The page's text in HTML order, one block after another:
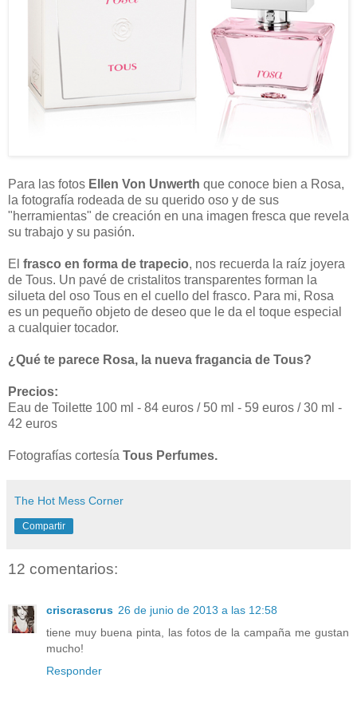
Para las fotos Ellen Von Unwerth que conoce bien a Rosa,
la fotografía rodeada de su querido oso y de sus
"herramientas" de creación en una imagen fresca que revela
su trabajo y su pasión.
El frasco en forma de trapecio, nos recuerda la raíz joyera
de Tous. Un pavé de cristalitos transparentes forman la
silueta del oso Tous en el cuello del frasco. Para mi, Rosa
es un pequeño objeto de deseo que le da el toque especial
a cualquier tocador.
¿Qué te parece Rosa, la nueva fragancia de Tous?
Precios:
Eau de Toilette 100 ml - 84 euros / 50 ml - 59 euros / 30 ml -
42 euros
Fotografías cortesía Tous Perfumes.
The Hot Mess Corner
Compartir
12 comentarios:
criscrascrus 26 de junio de 2013 a las 12:58
tiene muy buena pinta, las fotos de la campaña me gustan
mucho!
Responder